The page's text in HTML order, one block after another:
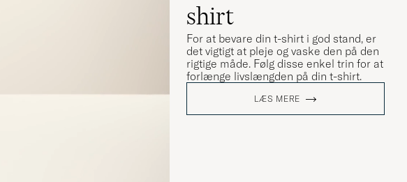
shirt
For at bevare din t-shirt i god stand, er
det vigtigt at pleje og vaske den på den
rigtige måde. Følg disse enkel trin for at
forlænge livslængden på din t-shirt.
LÆS MERE